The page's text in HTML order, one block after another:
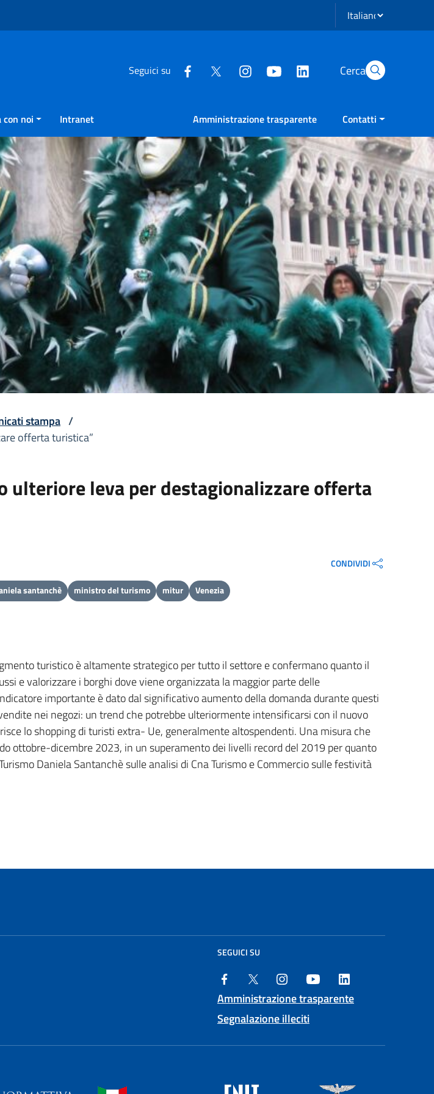
Seleziona lingua
Seguici su Cerca
con noi Intranet Amministrazione trasparente Contatti
stampa /
offerta turistica”
ulteriore leva per destagionalizzare offerta
CONDIVIDI
santanchè ministro del turismo mitur Venezia
turistico è altamente strategico per tutto il settore e confermano quanto il
e valorizzare i borghi dove viene organizzata la maggior parte delle
importante è dato dal significativo aumento della domanda durante questi
nei negozi: un trend che potrebbe ulteriormente intensificarsi con il nuovo
lo shopping di turisti extra- Ue, generalmente altospendenti. Una misura che
ottobre-dicembre 2023, in un superamento dei livelli record del 2019 per quanto
Daniela Santanchè sulle analisi di Cna Turismo e Commercio sulle festività
SEGUICI SU
Amministrazione trasparente
Segnalazione illeciti